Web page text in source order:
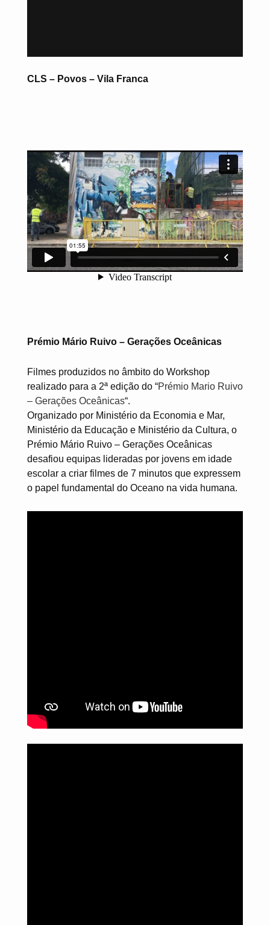
CLS – Povos – Vila Franca
Prémio Mário Ruivo – Gerações Oceânicas
Filmes produzidos no âmbito do Workshop
realizado para a 2ª edição do “Prémio Mario Ruivo
– Gerações Oceânicas“.
Organizado por Ministério da Economia e Mar,
Ministério da Educação e Ministério da Cultura, o
Prémio Mário Ruivo – Gerações Oceânicas
desafiou equipas lideradas por jovens em idade
escolar a criar filmes de 7 minutos que expressem
o papel fundamental do Oceano na vida humana.